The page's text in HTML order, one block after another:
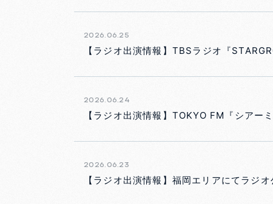
2026.06.25
【ラジオ出演情報】TBSラジオ『
2026.06.24
【ラジオ出演情報】TOKYO FM『シア
2026.06.23
【ラジオ出演情報】福岡エリアにてラジオ